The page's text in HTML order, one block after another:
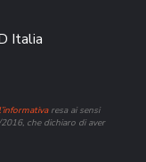
Italia
l’informativaresa ai sensi
che dichiaro di aver